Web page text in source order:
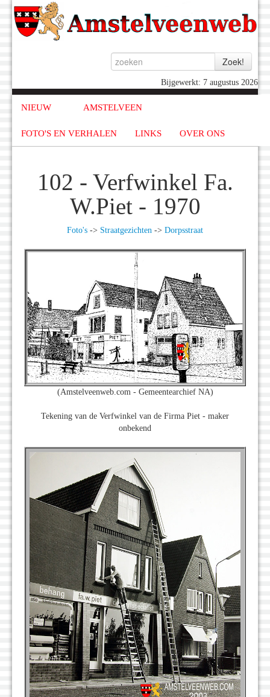
Bijgewerkt: 7 augustus 2026
NIEUW AMSTELVEEN
FOTO'S EN VERHALEN LINKS OVER ONS
102 - Verfwinkel Fa.
W.Piet - 1970
Foto's -> Straatgezichten -> Dorpsstraat
(Amstelveenweb.com - Gemeentearchief NA)
Tekening van de Verfwinkel van de Firma Piet - maker
onbekend